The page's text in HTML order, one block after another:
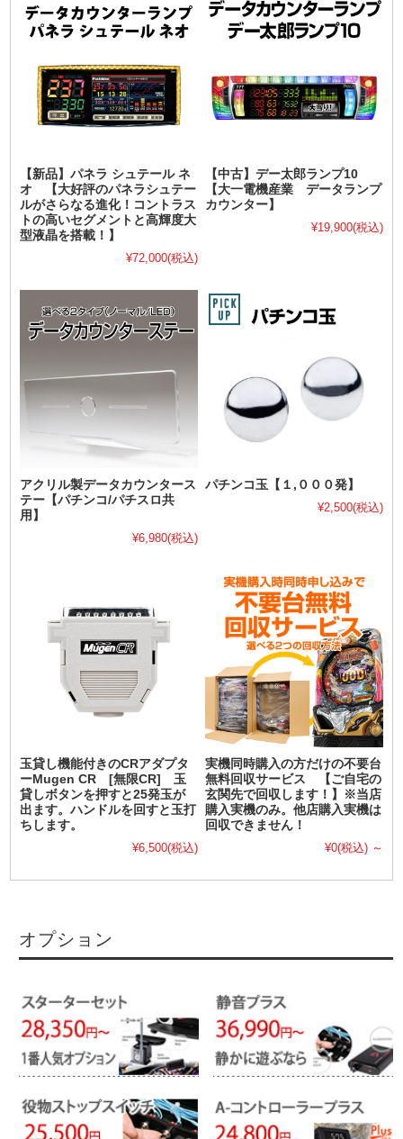
【新品】パネラ シュテール ネ
オ 【大好評のパネラシュテー
ルがさらなる進化！コントラス
トの高いセグメントと高輝度大
型液晶を搭載！】
¥72,000(税込)
【中古】デー太郎ランプ10
【大一電機産業 データランプ
カウンター】
¥19,900(税込)
アクリル製データカウンタース
テー【パチンコ/パチスロ共
用】
¥6,980(税込)
パチンコ玉【１,０００発】
¥2,500(税込)
玉貸し機能付きのCRアダプタ
ーMugen CR [無限CR] 玉
貸しボタンを押すと25発玉が
出ます。ハンドルを回すと玉打
ちします。
¥6,500(税込)
実機同時購入の方だけの不要台
無料回収サービス 【ご自宅の
玄関先で回収します！】※当店
購入実機のみ。他店購入実機は
回収できません！
¥0(税込) ～
オプション